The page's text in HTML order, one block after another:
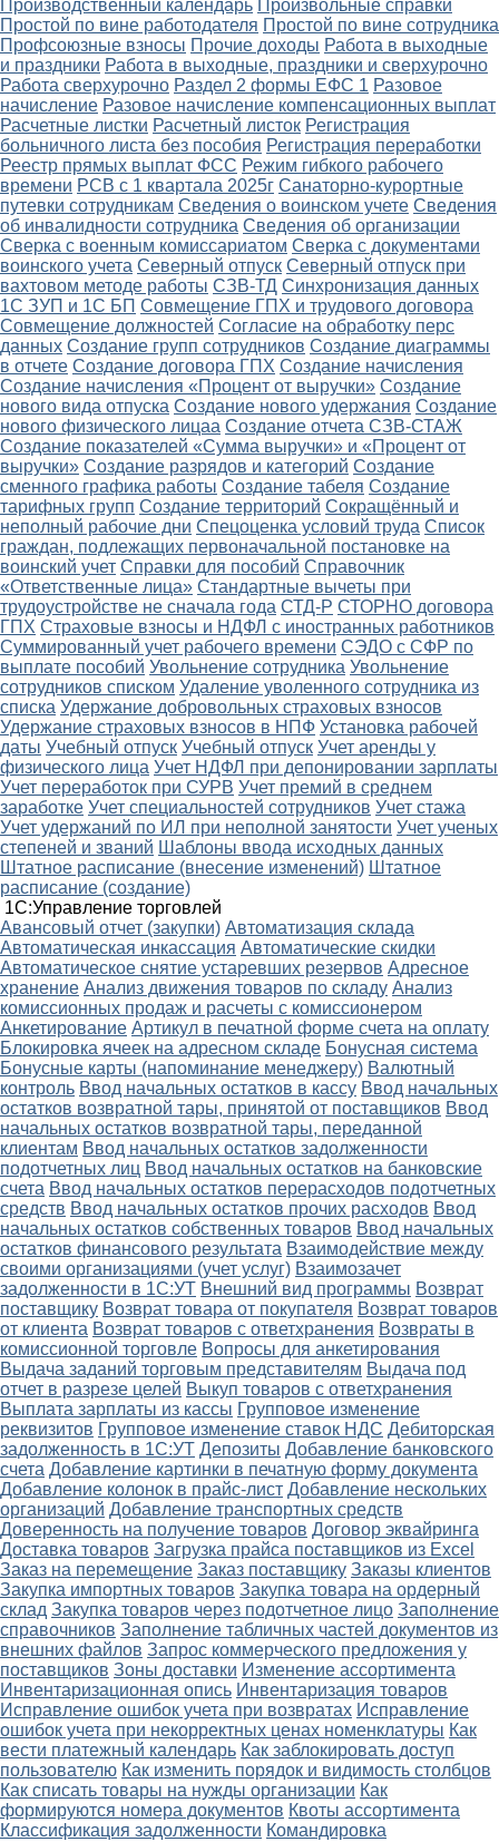
Производственный календарь Произвольные справки
Простой по вине работодателя Простой по вине сотрудника
Профсоюзные взносы Прочие доходы Работа в выходные
и праздники Работа в выходные, праздники и сверхурочно
Работа сверхурочно Раздел 2 формы ЕФС 1 Разовое
начисление Разовое начисление компенсационных выплат
Расчетные листки Расчетный листок Регистрация
больничного листа без пособия Регистрация переработки
Реестр прямых выплат ФСС Режим гибкого рабочего
времени РСВ с 1 квартала 2025г Санаторно-курортные
путевки сотрудникам Сведения о воинском учете Сведения
об инвалидности сотрудника Сведения об организации
Сверка с военным комиссариатом Сверка с документами
воинского учета Северный отпуск Северный отпуск при
вахтовом методе работы СЗВ-ТД Синхронизация данных
1С ЗУП и 1С БП Совмещение ГПХ и трудового договора
Совмещение должностей Согласие на обработку перс
данных Создание групп сотрудников Создание диаграммы
в отчете Создание договора ГПХ Создание начисления
Создание начисления «Процент от выручки» Создание
нового вида отпуска Создание нового удержания Создание
нового физического лицаа Создание отчета СЗВ-СТАЖ
Создание показателей «Сумма выручки» и «Процент от
выручки» Создание разрядов и категорий Создание
сменного графика работы Создание табеля Создание
тарифных групп Создание территорий Сокращённый и
неполный рабочие дни Спецоценка условий труда Список
граждан, подлежащих первоначальной постановке на
воинский учет Справки для пособий Справочник
«Ответственные лица» Стандартные вычеты при
трудоустройстве не сначала года СТД-Р СТОРНО договора
ГПХ Страховые взносы и НДФЛ с иностранных работников
Суммированный учет рабочего времени СЭДО с СФР по
выплате пособий Увольнение сотрудника Увольнение
сотрудников списком Удаление уволенного сотрудника из
списка Удержание добровольных страховых взносов
Удержание страховых взносов в НПФ Установка рабочей
даты Учебный отпуск Учебный отпуск Учет аренды у
физического лица Учет НДФЛ при депонировании зарплаты
Учет переработок при СУРВ Учет премий в среднем
заработке Учет специальностей сотрудников Учет стажа
Учет удержаний по ИЛ при неполной занятости Учет ученых
степеней и званий Шаблоны ввода исходных данных
Штатное расписание (внесение изменений) Штатное
расписание (создание)
1С:Управление торговлей
Авансовый отчет (закупки) Автоматизация склада
Автоматическая инкассация Автоматические скидки
Автоматическое снятие устаревших резервов Адресное
хранение Анализ движения товаров по складу Анализ
комиссионных продаж и расчеты с комиссионером
Анкетирование Артикул в печатной форме счета на оплату
Блокировка ячеек на адресном складе Бонусная система
Бонусные карты (напоминание менеджеру) Валютный
контроль Ввод начальных остатков в кассу Ввод начальных
остатков возвратной тары, принятой от поставщиков Ввод
начальных остатков возвратной тары, переданной
клиентам Ввод начальных остатков задолженности
подотчетных лиц Ввод начальных остатков на банковские
счета Ввод начальных остатков перерасходов подотчетных
средств Ввод начальных остатков прочих расходов Ввод
начальных остатков собственных товаров Ввод начальных
остатков финансового результата Взаимодействие между
своими организациями (учет услуг) Взаимозачет
задолженности в 1С:УТ Внешний вид программы Возврат
поставщику Возврат товара от покупателя Возврат товаров
от клиента Возврат товаров с ответхранения Возвраты в
комиссионной торговле Вопросы для анкетирования
Выдача заданий торговым представителям Выдача под
отчет в разрезе целей Выкуп товаров с ответхранения
Выплата зарплаты из кассы Групповое изменение
реквизитов Групповое изменение ставок НДС Дебиторская
задолженность в 1С:УТ Депозиты Добавление банковского
счета Добавление картинки в печатную форму документа
Добавление колонок в прайс-лист Добавление нескольких
организаций Добавление транспортных средств
Доверенность на получение товаров Договор эквайринга
Доставка товаров Загрузка прайса поставщиков из Excel
Заказ на перемещение Заказ поставщику Заказы клиентов
Закупка импортных товаров Закупка товара на ордерный
склад Закупка товаров через подотчетное лицо Заполнение
справочников Заполнение табличных частей документов из
внешних файлов Запрос коммерческого предложения у
поставщиков Зоны доставки Изменение ассортимента
Инвентаризационная опись Инвентаризация товаров
Исправление ошибок учета при возвратах Исправление
ошибок учета при некорректных ценах номенклатуры Как
вести платежный календарь Как заблокировать доступ
пользователю Как изменить порядок и видимость столбцов
Как списать товары на нужды организации Как
формируются номера документов Квоты ассортимента
Классификация задолженности Командировка